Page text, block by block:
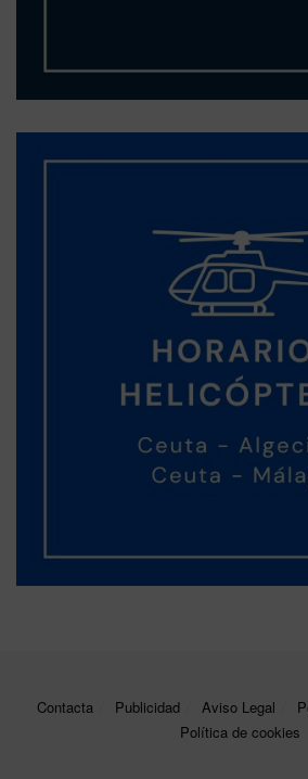
Contacta Publicidad Aviso Legal
Política de cookies